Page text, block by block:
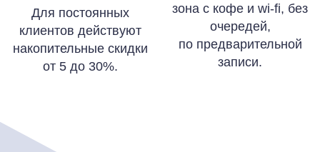
Для постоянных
клиентов действуют
накопительные скидки
от 5 до 30%.
зона с кофе и wi-fi, без
очередей,
по предварительной
записи.